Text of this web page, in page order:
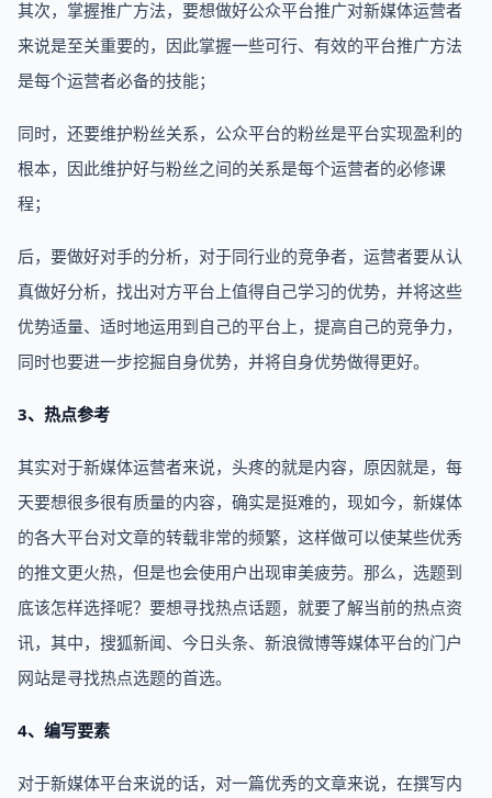
其次，掌握推广方法，要想做好公众平台推广对新媒体运营者
来说是至关重要的，因此掌握一些可行、有效的平台推广方法
是每个运营者必备的技能；
同时，还要维护粉丝关系，公众平台的粉丝是平台实现盈利的
根本，因此维护好与粉丝之间的关系是每个运营者的必修课
程；
后，要做好对手的分析，对于同行业的竞争者，运营者要从认
真做好分析，找出对方平台上值得自己学习的优势，并将这些
优势适量、适时地运用到自己的平台上，提高自己的竞争力，
同时也要进一步挖掘自身优势，并将自身优势做得更好。
3、热点参考
其实对于新媒体运营者来说，头疼的就是内容，原因就是，每
天要想很多很有质量的内容，确实是挺难的，现如今，新媒体
的各大平台对文章的转载非常的频繁，这样做可以使某些优秀
的推文更火热，但是也会使用户出现审美疲劳。那么，选题到
底该怎样选择呢？要想寻找热点话题，就要了解当前的热点资
讯，其中，搜狐新闻、今日头条、新浪微博等媒体平台的门户
网站是寻找热点选题的首选。
4、编写要素
对于新媒体平台来说的话，对一篇优秀的文章来说，在撰写内